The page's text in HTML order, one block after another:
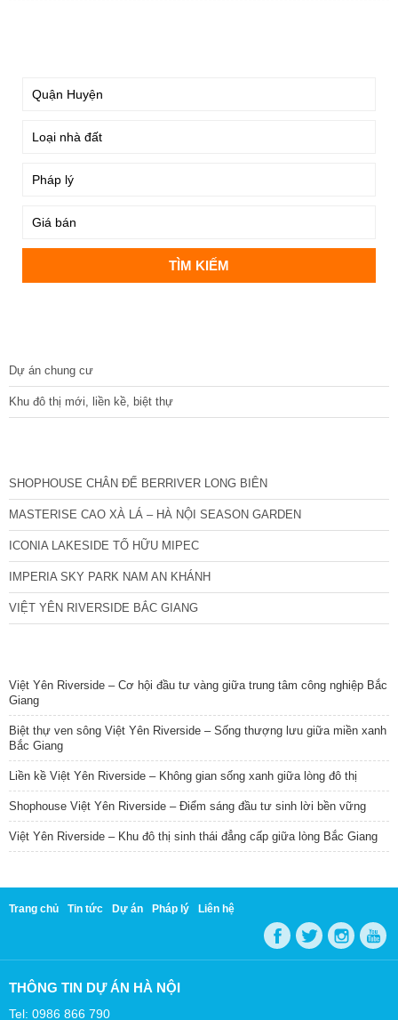
Dự án chung cư
Khu đô thị mới, liền kề, biệt thự
SHOPHOUSE CHÂN ĐẾ BERRIVER LONG BIÊN
MASTERISE CAO XÀ LÁ – HÀ NỘI SEASON GARDEN
ICONIA LAKESIDE TỐ HỮU MIPEC
IMPERIA SKY PARK NAM AN KHÁNH
VIỆT YÊN RIVERSIDE BẮC GIANG
Việt Yên Riverside – Cơ hội đầu tư vàng giữa trung tâm công nghiệp Bắc
Giang
Biệt thự ven sông Việt Yên Riverside – Sống thượng lưu giữa miền xanh
Bắc Giang
Liền kề Việt Yên Riverside – Không gian sống xanh giữa lòng đô thị
Shophouse Việt Yên Riverside – Điểm sáng đầu tư sinh lời bền vững
Việt Yên Riverside – Khu đô thị sinh thái đẳng cấp giữa lòng Bắc Giang
Trang chủ Tin tức Dự án Pháp lý Liên hệ
THÔNG TIN DỰ ÁN HÀ NỘI
Tel: 0986 866 790